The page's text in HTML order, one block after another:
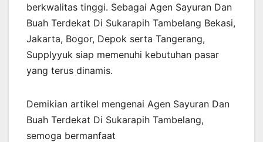
berkwalitas tinggi. Sebagai Agen Sayuran Dan
Buah Terdekat Di Sukarapih Tambelang Bekasi,
Jakarta, Bogor, Depok serta Tangerang,
Supplyyuk siap memenuhi kebutuhan pasar
yang terus dinamis.
Demikian artikel mengenai Agen Sayuran Dan
Buah Terdekat Di Sukarapih Tambelang,
semoga bermanfaat